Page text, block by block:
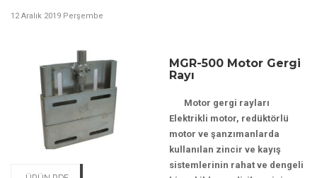
12 Aralık 2019 Perşembe
MGR-500 Motor Gergi
Rayı
Motor gergi rayları
Elektrikli motor, redüktörlü
motor ve şanzımanlarda
kullanılan zincir ve kayış
sistemlerinin rahat ve dengeli